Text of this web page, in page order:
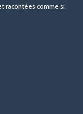
racontées comme si